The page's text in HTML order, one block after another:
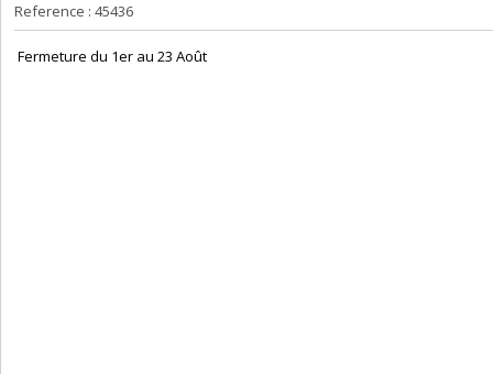
Reference : 45436
‎ Fermeture du 1er au 23 Août‎